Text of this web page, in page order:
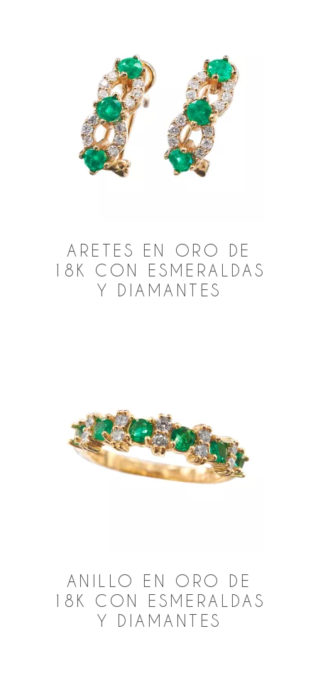
ARETES EN ORO DE
18K CON ESMERALDAS
Y DIAMANTES
ANILLO EN ORO DE
18K CON ESMERALDAS
Y DIAMANTES